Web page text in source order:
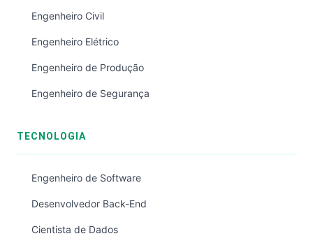
Engenheiro Civil
Engenheiro Elétrico
Engenheiro de Produção
Engenheiro de Segurança
TECNOLOGIA
Engenheiro de Software
Desenvolvedor Back-End
Cientista de Dados